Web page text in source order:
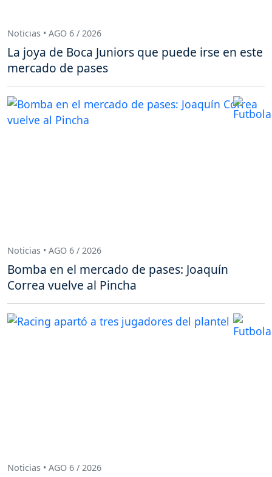
Noticias • AGO 6 / 2026
La joya de Boca Juniors que puede irse en este
mercado de pases
Noticias • AGO 6 / 2026
Bomba en el mercado de pases: Joaquín
Correa vuelve al Pincha
Noticias • AGO 6 / 2026